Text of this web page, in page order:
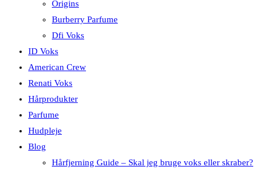
Origins
Burberry Parfume
Dfi Voks
ID Voks
American Crew
Renati Voks
Hårprodukter
Parfume
Hudpleje
Blog
Hårfjerning Guide – Skal jeg bruge voks eller skraber?